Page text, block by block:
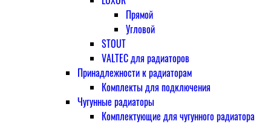
Прямой
Угловой
STOUT
VALTEC для радиаторов
Принадлежности к радиаторам
Комплекты для подключения
Чугунные радиаторы
Комплектующие для чугунного радиатора